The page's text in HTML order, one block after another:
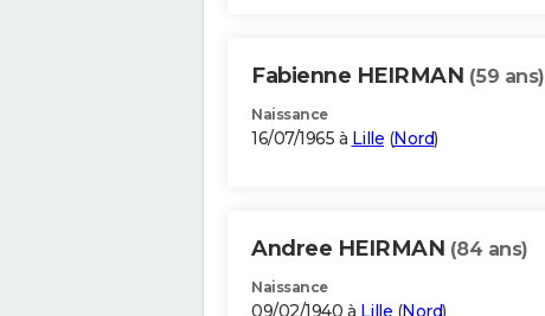
Fabienne HEIRMAN (59 ans)
Naissance
16/07/1965 à Lille (Nord)
Andree HEIRMAN (84 ans)
Naissance
09/02/1940 à Lille (Nord)